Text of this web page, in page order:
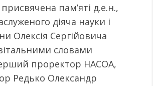
пам’яті д.е.н.,
діяча науки і
Олексія Сергійовича
словами
проректор НАСОА,
Редько Олександр